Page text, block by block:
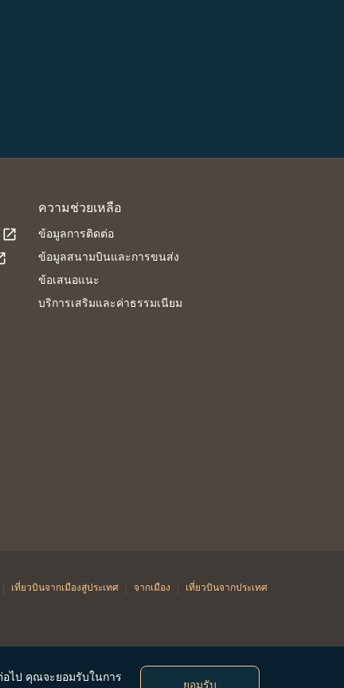
ไป คุณจะยอมรับในการ
ยอมรับ
open_in_new
ความช่วยเหลือ
ข้อมูลการติดต่อ
ข้อมูลสนามบินและการขนส่ง
ข้อเสนอแนะ
บริการเสริมและค่าธรรมเนียม
| เที่ยวบินจากเมืองสู่ประเทศ | จากเมือง | เที่ยวบินจากประเทศ